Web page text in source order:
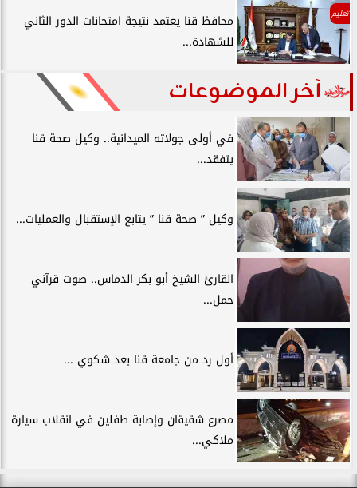
تعليم
محافظ قنا يعتمد نتيجة امتحانات الدور الثاني
للشهادة...
آخر الموضوعات
في أولى جولاته الميدانية.. وكيل صحة قنا
يتفقد...
وكيل ” صحة قنا ” يتابع الإستقبال والعمليات...
القارئ الشيخ أبو بكر الدماس.. صوت قرآني
حمل...
أول رد من جامعة قنا بعد شكوي ...
مصرع شقيقان وإصابة طفلين في انقلاب سيارة
ملاكي...